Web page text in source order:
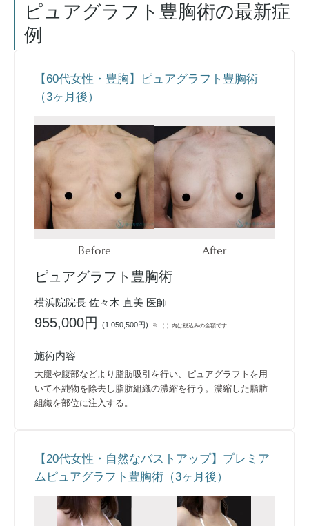
ピュアグラフト豊胸術の最新症
例
【60代女性・豊胸】ピュアグラフト豊胸術
（3ヶ月後）
Before After
ピュアグラフト豊胸術
横浜院院長 佐々木 直美 医師
955,000円(1,050,500円) ※ （ ）内は税込みの金額です
施術内容
大腿や腹部などより脂肪吸引を行い、ピュアグラフトを用
いて不純物を除去し脂肪組織の濃縮を行う。濃縮した脂肪
組織を部位に注入する。
【20代女性・自然なバストアップ】プレミア
ムピュアグラフト豊胸術（3ヶ月後）